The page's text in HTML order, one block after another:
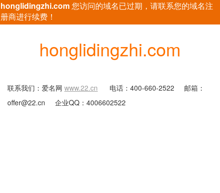
honglidingzhi.com您访问的域名已过期，请联系您的域名注
册商进行续费！
honglidingzhi.com
联系我们：爱名网 www.22.cn 电话：400-660-2522
邮箱：
offer@22.cn
企业QQ：4006602522